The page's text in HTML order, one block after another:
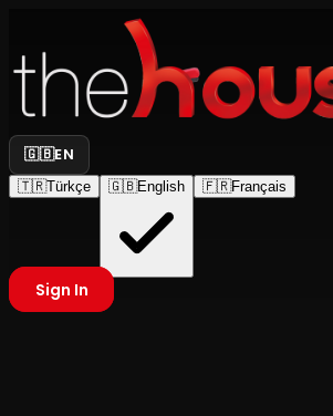
🇬🇧EN
🇹🇷Türkçe 🇬🇧English 🇫🇷Français
Sign In